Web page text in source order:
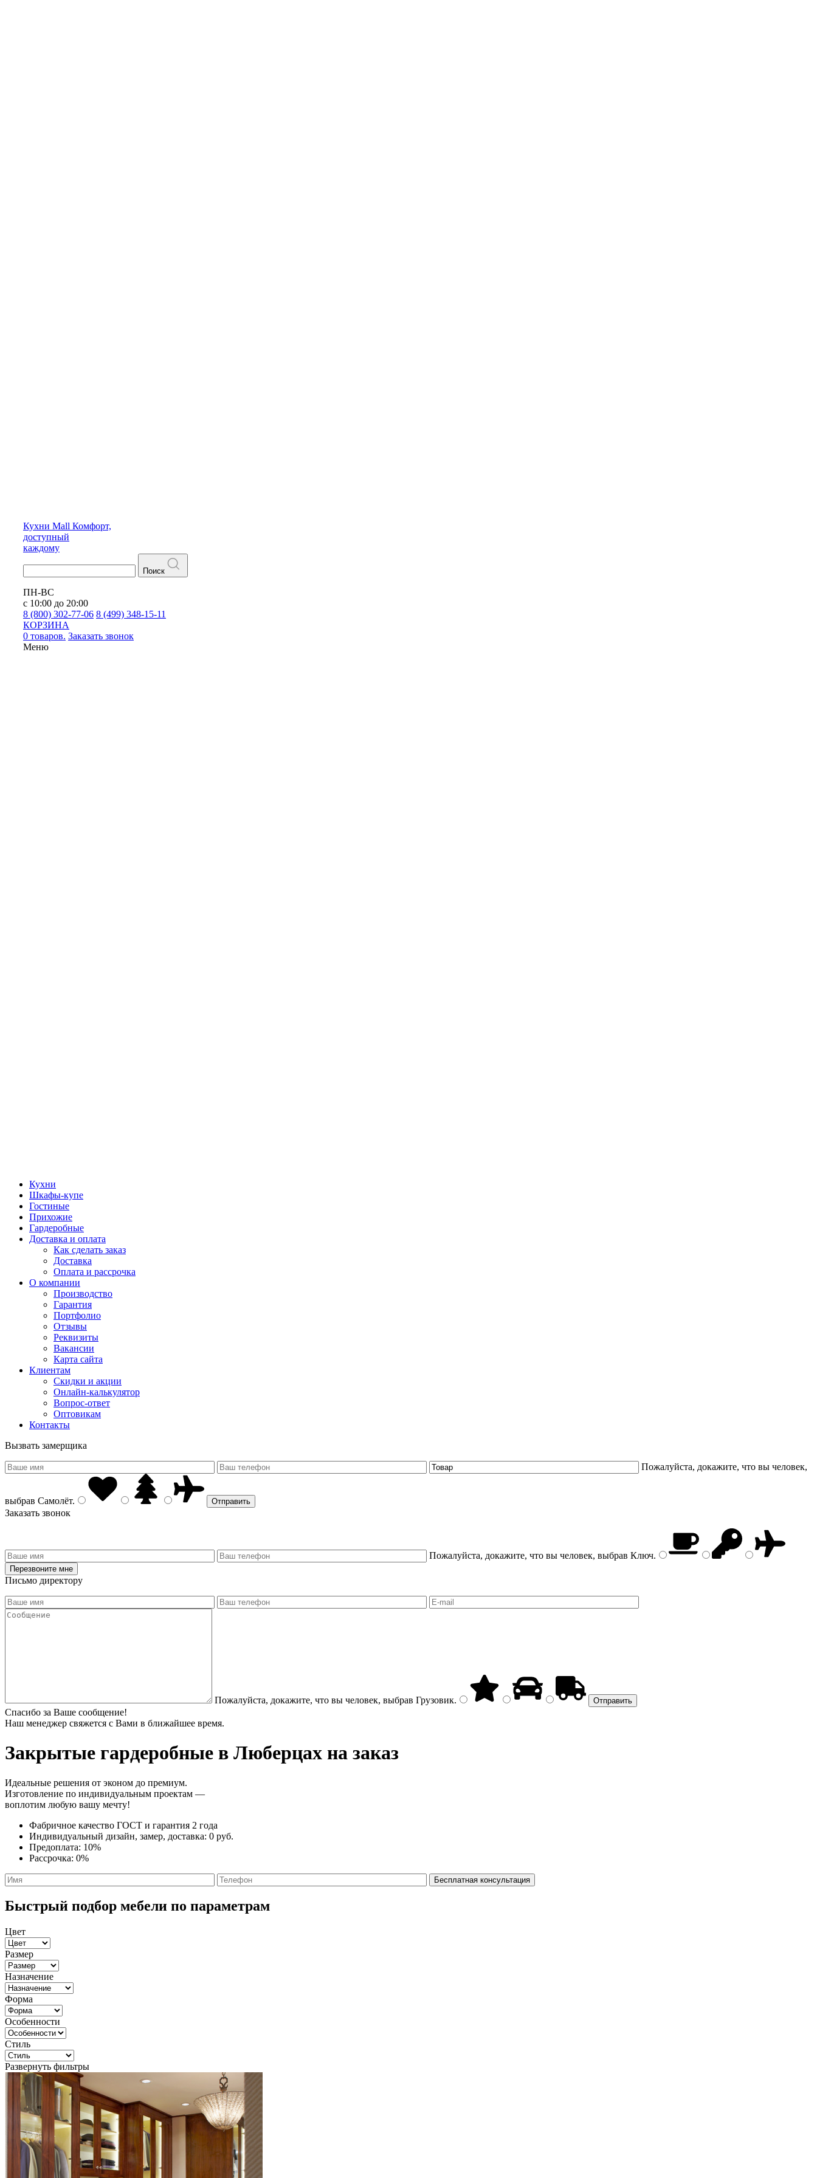
Кухни Mall Комфорт,
доступный
каждому
Поиск
ПН-ВС
с 10:00 до 20:00
8 (800) 302-77-06 8 (499) 348-15-11
КОРЗИНА
0 товаров. Заказать звонок
Меню
Кухни
Шкафы-купе
Гостиные
Прихожие
Гардеробные
Доставка и оплата
Как сделать заказ
Доставка
Оплата и рассрочка
О компании
Производство
Гарантия
Портфолио
Отзывы
Реквизиты
Вакансии
Карта сайта
Клиентам
Скидки и акции
Онлайн-калькулятор
Вопрос-ответ
Оптовикам
Контакты
Вызвать замерщика
Пожалуйста, докажите, что вы человек,
выбрав Самолёт.
Заказать звонок
Пожалуйста, докажите, что вы человек, выбрав Ключ.
Письмо директору
Пожалуйста, докажите, что вы человек, выбрав Грузовик.
Спасибо за Ваше сообщение!
Наш менеджер свяжется с Вами в ближайшее время.
Закрытые гардеробные в Люберцах на заказ
Идеальные решения от эконом до премиум.
Изготовление по индивидуальным проектам —
воплотим любую вашу мечту!
Фабричное качество ГОСТ и гарантия 2 года
Индивидуальный дизайн, замер, доставка: 0 руб.
Предоплата: 10%
Рассрочка: 0%
Быстрый подбор мебели по параметрам
Цвет
Размер
Назначение
Форма
Особенности
Стиль
Развернуть фильтры